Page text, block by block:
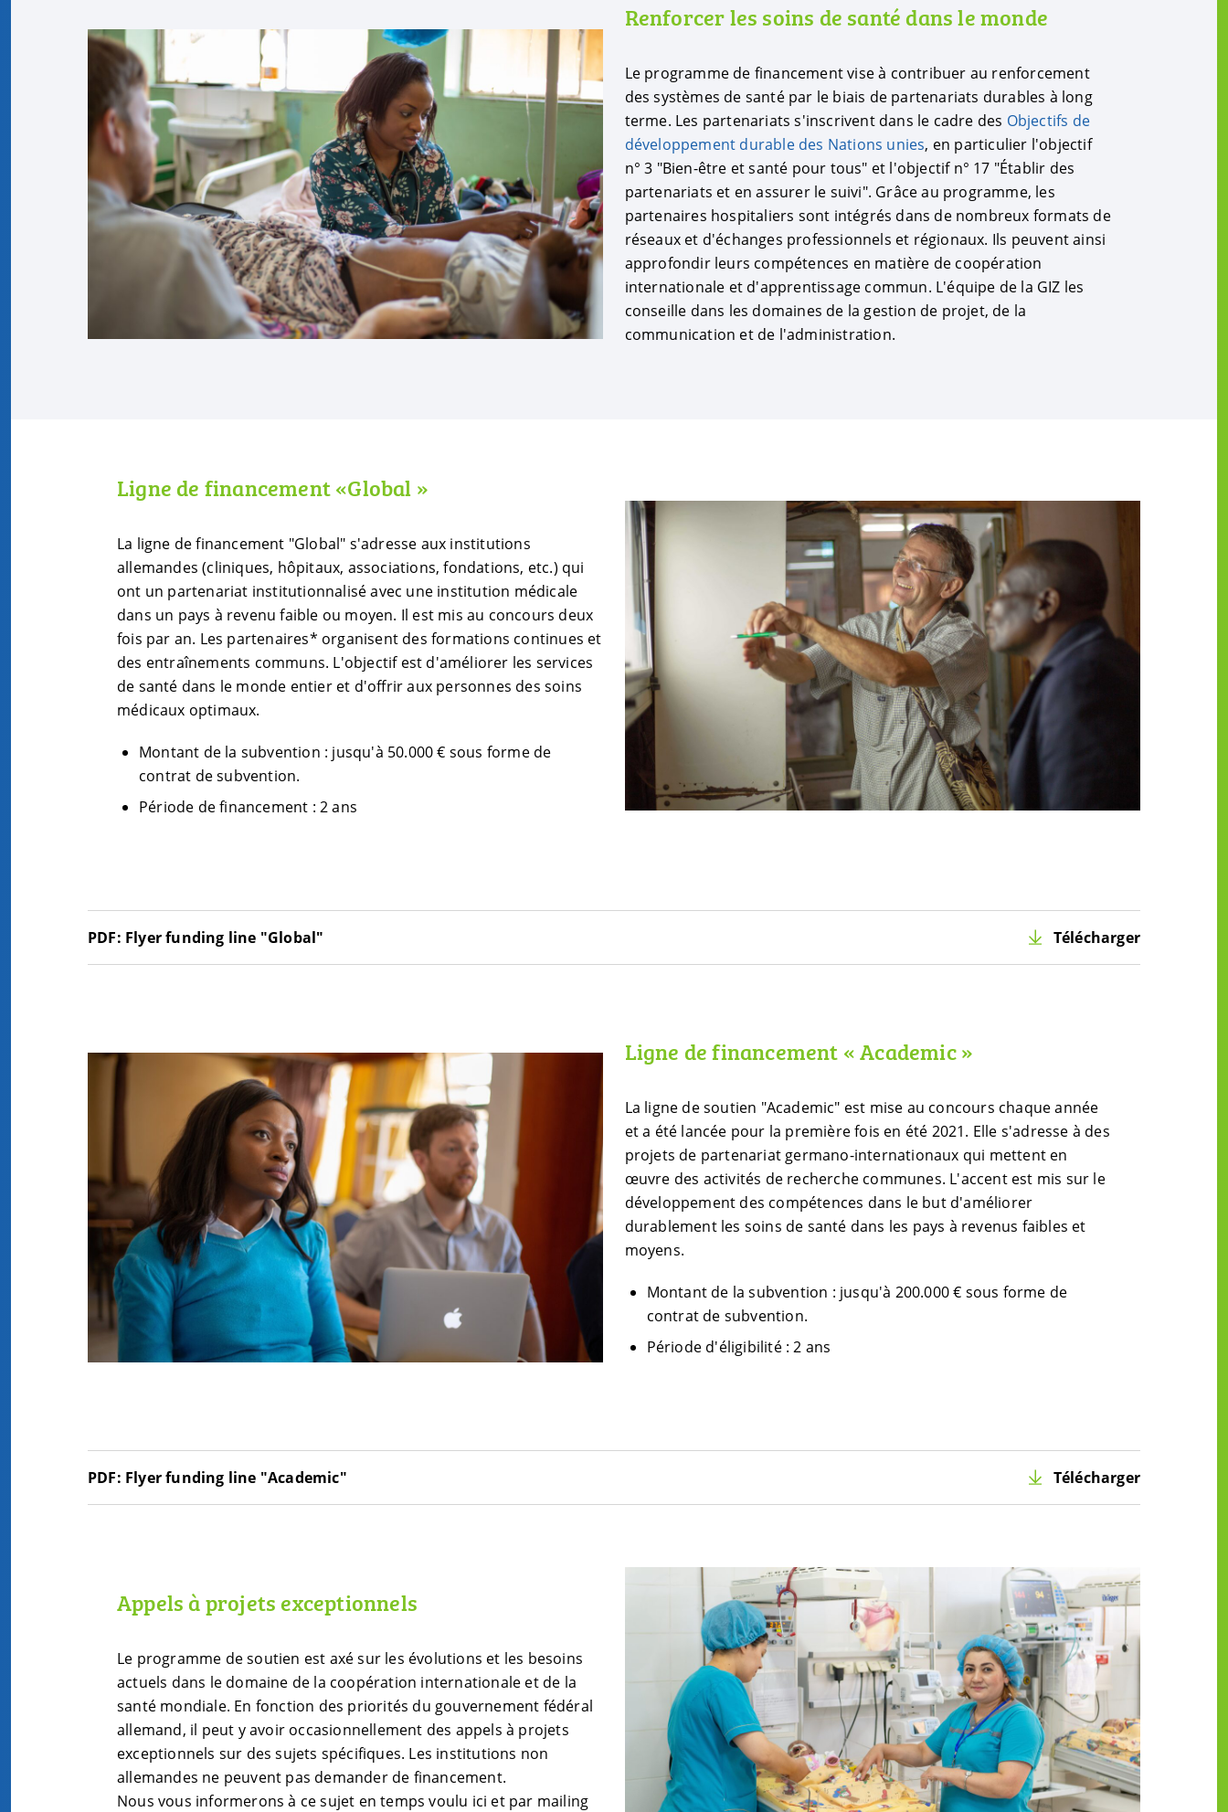
Renforcer les soins de santé dans le monde
Le programme de financement vise à contribuer au renforcement
des systèmes de santé par le biais de partenariats durables à long
terme. Les partenariats s'inscrivent dans le cadre des Objectifs de
développement durable des Nations unies, en particulier l'objectif
n° 3 "Bien-être et santé pour tous" et l'objectif n° 17 "Établir des
partenariats et en assurer le suivi". Grâce au programme, les
partenaires hospitaliers sont intégrés dans de nombreux formats de
réseaux et d'échanges professionnels et régionaux. Ils peuvent ainsi
approfondir leurs compétences en matière de coopération
internationale et d'apprentissage commun. L'équipe de la GIZ les
conseille dans les domaines de la gestion de projet, de la
communication et de l'administration.
Ligne de financement «Global »
La ligne de financement "Global" s'adresse aux institutions
allemandes (cliniques, hôpitaux, associations, fondations, etc.) qui
ont un partenariat institutionnalisé avec une institution médicale
dans un pays à revenu faible ou moyen. Il est mis au concours deux
fois par an. Les partenaires* organisent des formations continues et
des entraînements communs. L'objectif est d'améliorer les services
de santé dans le monde entier et d'offrir aux personnes des soins
médicaux optimaux.
Montant de la subvention : jusqu'à 50.000 € sous forme de
contrat de subvention.
Période de financement : 2 ans
PDF: Flyer funding line "Global" Télécharger
Ligne de financement « Academic »
La ligne de soutien "Academic" est mise au concours chaque année
et a été lancée pour la première fois en été 2021. Elle s'adresse à des
projets de partenariat germano-internationaux qui mettent en
œuvre des activités de recherche communes. L'accent est mis sur le
développement des compétences dans le but d'améliorer
durablement les soins de santé dans les pays à revenus faibles et
moyens.
Montant de la subvention : jusqu'à 200.000 € sous forme de
contrat de subvention.
Période d'éligibilité : 2 ans
PDF: Flyer funding line "Academic" Télécharger
Appels à projets exceptionnels
Le programme de soutien est axé sur les évolutions et les besoins
actuels dans le domaine de la coopération internationale et de la
santé mondiale. En fonction des priorités du gouvernement fédéral
allemand, il peut y avoir occasionnellement des appels à projets
exceptionnels sur des sujets spécifiques. Les institutions non
allemandes ne peuvent pas demander de financement.
Nous vous informerons à ce sujet en temps voulu ici et par mailing